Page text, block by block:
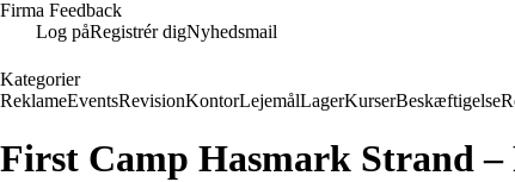
Firma Feedback
Log påRegistrér digNyhedsmail
Kategorier
ReklameEventsRevisionKontorLejemålLagerKurserBeskæftigelse
First Camp Hasmark Strand –